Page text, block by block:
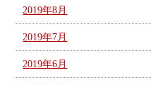
2019年8月
2019年7月
2019年6月